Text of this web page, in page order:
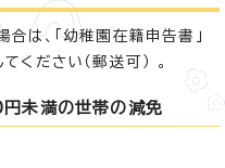
は、「幼稚園在籍申告書」
ください（郵送可） 。
未満の世帯の減免